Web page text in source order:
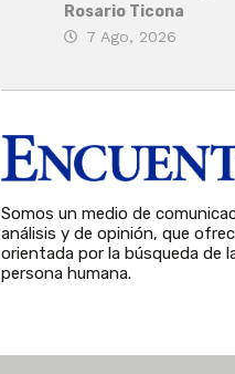
Rosario Ticona
7 Ago, 2026
Somos un medio de
análisis y de opinión, que
orientada por la búsqueda de
persona humana.